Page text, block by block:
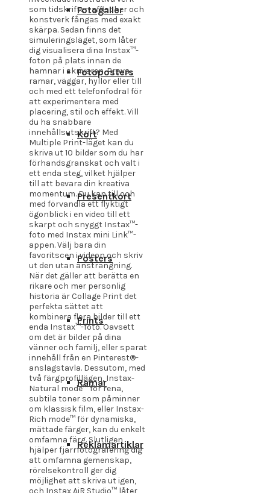
Fotogaller
Fotoposters
Kort
Presentkort
Posters
Prints
Ramar
Reklamartiklar
som tidskrifter, affischer och
konstverk fångas med exakt
skärpa. Sedan finns det
simuleringsläget, som låter
dig visualisera dina Instax™-
foton på plats innan de
hamnar i skrivaren. Prova
ramar, väggar, hyllor eller till
och med ett telefonfodral för
att experimentera med
placering, stil och effekt. Vill
du ha snabbare
innehållsutskrift? Med
Multiple Print-läget kan du
skriva ut 10 bilder som du har
förhandsgranskat och valt i
ett enda steg, vilket hjälper
till att bevara din kreativa
momentum. Du kan till och
med förvandla ett flyktigt
ögonblick i en video till ett
skarpt och snyggt Instax™-
foto med Instax mini Link™-
appen. Välj bara din
favoritscen i videon och skriv
ut den utan ansträngning.
När det gäller att berätta en
rikare och mer personlig
historia är Collage Print det
perfekta sättet att
kombinera flera bilder till ett
enda Instax™-foto. Oavsett
om det är bilder på dina
vänner och familj, eller sparat
innehåll från en Pinterest®-
anslagstavla. Dessutom, med
två färgprofillägen, Instax-
Natural mode™ för rena,
subtila toner som påminner
om klassisk film, eller Instax-
Rich mode™ för dynamiska,
mättade färger, kan du enkelt
omfamna färg. Slutligen
hjälper fjärrfotografering dig
att omfamna gemenskap,
rörelsekontroll ger dig
möjlighet att skriva ut igen,
och Instax AiR Studio™ låter